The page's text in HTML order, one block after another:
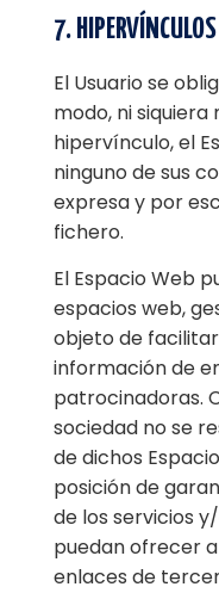
7. HIPERVÍNCULOS
El Usuario se
modo, ni
hipervínculo, el
ninguno de sus
expresa y por
fichero.
El Espacio Web
espacios web,
objeto de
información de
patrocinadoras.
sociedad no se
de dichos
posición de
de los servicios
puedan ofrecer
enlaces de